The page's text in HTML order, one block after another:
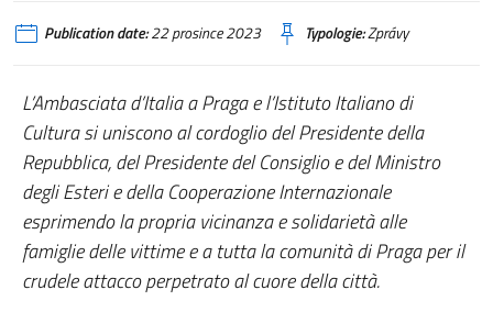
Publication date:22 prosince 2023 Typologie:Zprávy
L’Ambasciata d’Italia a Praga e l’Istituto Italiano di
Cultura si uniscono al cordoglio del Presidente della
Repubblica, del Presidente del Consiglio e del Ministro
degli Esteri e della Cooperazione Internazionale
esprimendo la propria vicinanza e solidarietà alle
famiglie delle vittime e a tutta la comunità di Praga per il
crudele attacco perpetrato al cuore della città.